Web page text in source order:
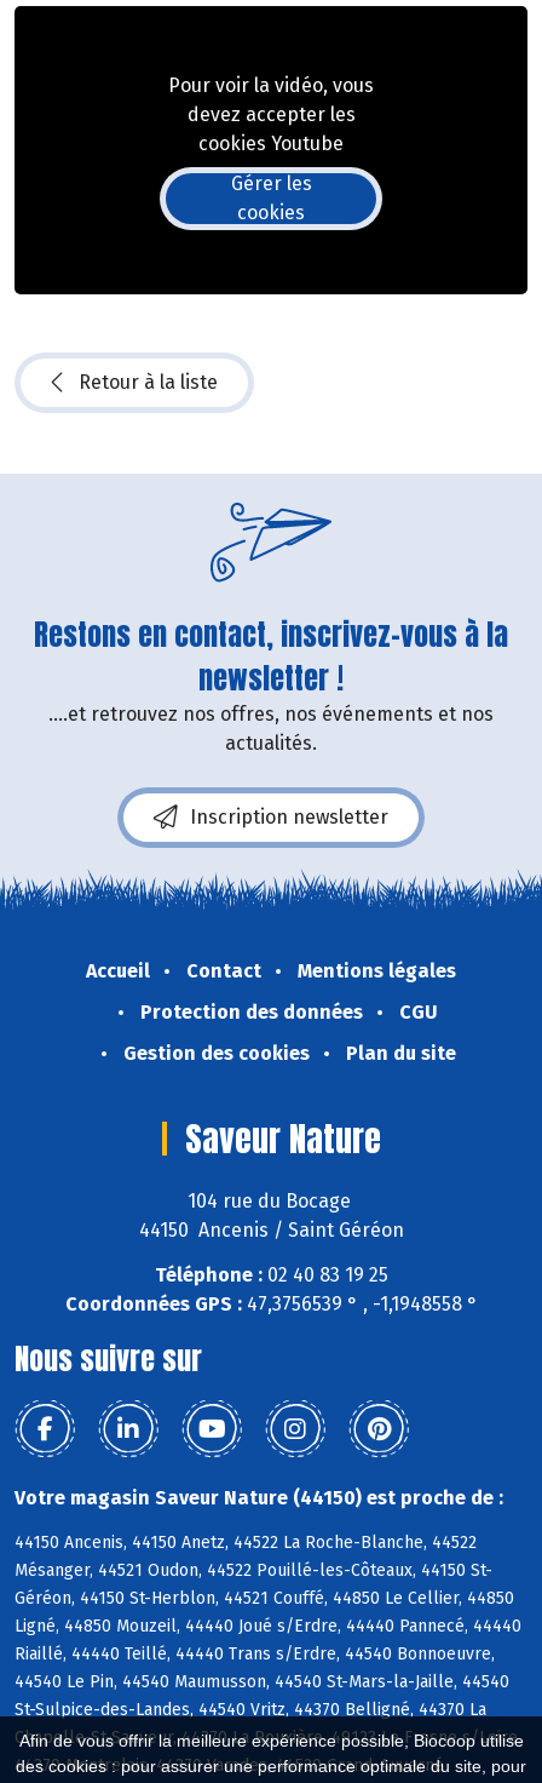
Afin de vous offrir la meilleure expérience possible, Biocoop utilise
des cookies : pour assurer une performance optimale du site, pour
Pour voir la vidéo, vous
devez accepter les
cookies Youtube
Gérer les
cookies
Retour à la liste
Restons en contact, inscrivez-vous à la
newsletter !
....et retrouvez nos offres, nos événements et nos
actualités.
Inscription newsletter
Accueil Contact
Mentions légales
Protection des données
CGU
Gestion des cookies
Plan du site
Saveur Nature
104 rue du Bocage
44150 Ancenis / Saint Géréon
Téléphone :02 40 83 19 25
Coordonnées GPS :47,3756539 ° , -1,1948558 °
Nous suivre sur
Votre magasin Saveur Nature (44150) est proche de :
44150 Ancenis, 44150 Anetz, 44522 La Roche-Blanche, 44522
Mésanger, 44521 Oudon, 44522 Pouillé-les-Côteaux, 44150 St-
Géréon, 44150 St-Herblon, 44521 Couffé, 44850 Le Cellier, 44850
Ligné, 44850 Mouzeil, 44440 Joué s/Erdre, 44440 Pannecé, 44440
Riaillé, 44440 Teillé, 44440 Trans s/Erdre, 44540 Bonnoeuvre,
44540 Le Pin, 44540 Maumusson, 44540 St-Mars-la-Jaille, 44540
St-Sulpice-des-Landes, 44540 Vritz, 44370 Belligné, 44370 La
Chapelle-St-Sauveur, 44370 La Rouxière, 49123 Le Fresne s/Loire,
44370 Montrelais, 44370 Varades, 44520 Grand-Auverné